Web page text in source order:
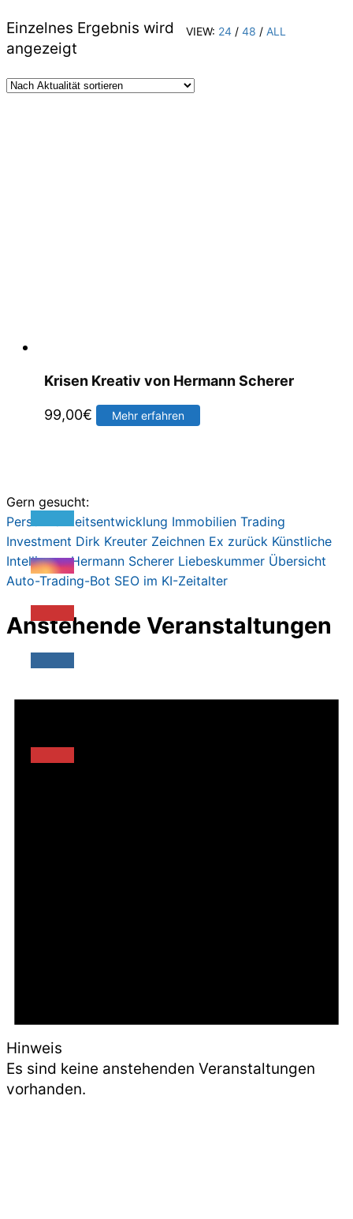
VIEW: 24 / 48 / ALL
Einzelnes Ergebnis wird
angezeigt
Krisen Kreativ von Hermann Scherer
99,00€ Mehr erfahren
Gern gesucht:
Persönlichkeitsentwicklung Immobilien Trading
Investment Dirk Kreuter Zeichnen Ex zurück Künstliche
Intelligenz Hermann Scherer Liebeskummer Übersicht
Auto-Trading-Bot SEO im KI-Zeitalter
Anstehende Veranstaltungen
Hinweis
Es sind keine anstehenden Veranstaltungen
vorhanden.